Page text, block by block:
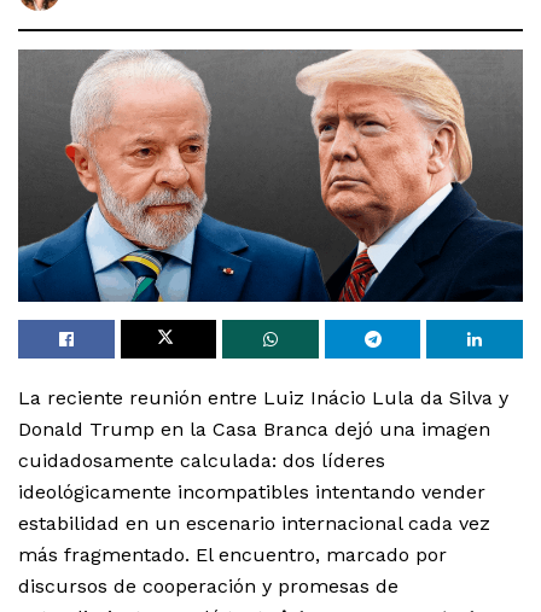
La reciente reunión entre Luiz Inácio Lula da Silva y
Donald Trump en la Casa Branca dejó una imagen
cuidadosamente calculada: dos líderes
ideológicamente incompatibles intentando vender
estabilidad en un escenario internacional cada vez
más fragmentado. El encuentro, marcado por
discursos de cooperación y promesas de